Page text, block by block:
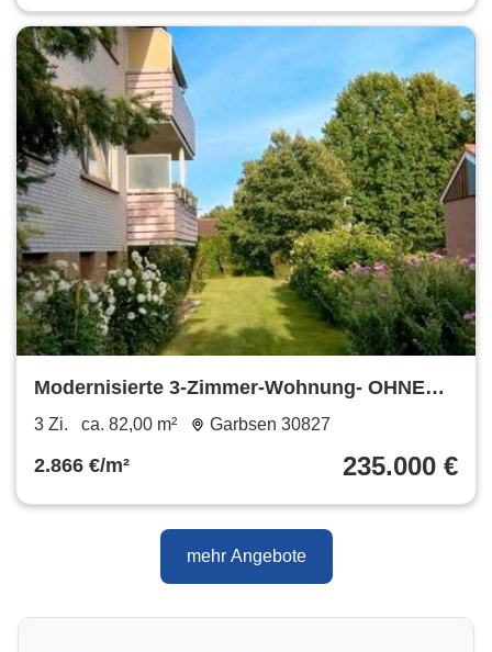
Modernisierte 3-Zimmer-Wohnung- OHNE
PROVISION
3 Zi. ca. 82,00 m² Garbsen 30827
2.866 €/m² 235.000 €
mehr Angebote